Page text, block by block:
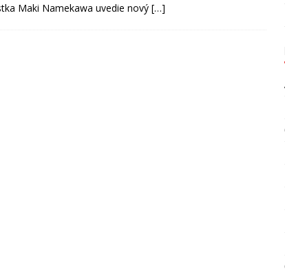
Maki Namekawa uvedie nový […]